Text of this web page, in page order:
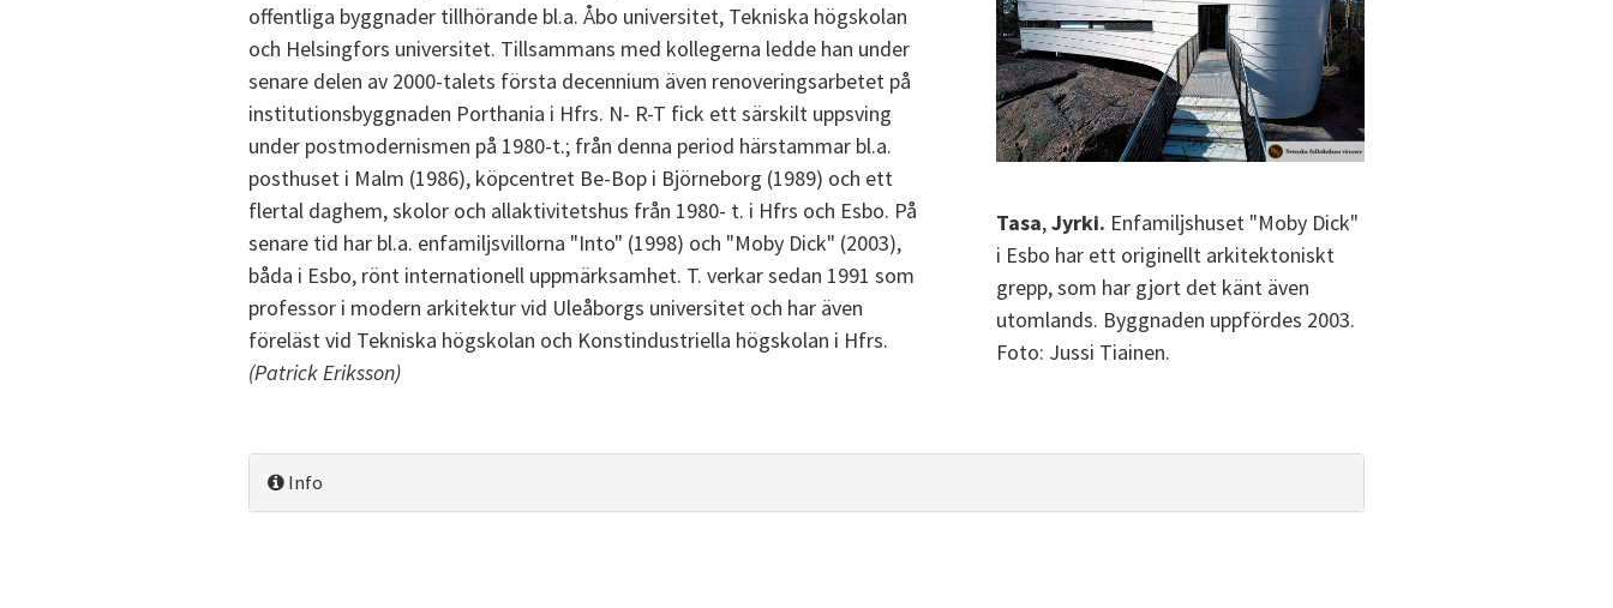
offentliga byggnader tillhörande bl.a. Åbo universitet, Tekniska högskolan
och Helsingfors universitet. Tillsammans med kollegerna ledde han under
senare delen av 2000-talets första decennium även renoveringsarbetet på
institutionsbyggnaden Porthania i Hfrs. N- R-T fick ett särskilt uppsving
under postmodernismen på 1980-t.; från denna period härstammar bl.a.
posthuset i Malm (1986), köpcentret Be-Bop i Björneborg (1989) och ett
flertal daghem, skolor och allaktivitetshus från 1980- t. i Hfrs och Esbo. På
senare tid har bl.a. enfamiljsvillorna "Into" (1998) och "Moby Dick" (2003),
båda i Esbo, rönt internationell uppmärksamhet. T. verkar sedan 1991 som
professor i modern arkitektur vid Uleåborgs universitet och har även
föreläst vid Tekniska högskolan och Konstindustriella högskolan i Hfrs.
(Patrick Eriksson)
Tasa,Jyrki. Enfamiljshuset "Moby Dick"
i Esbo har ett originellt arkitektoniskt
grepp, som har gjort det känt även
utomlands. Byggnaden uppfördes 2003.
Foto: Jussi Tiainen.
Info